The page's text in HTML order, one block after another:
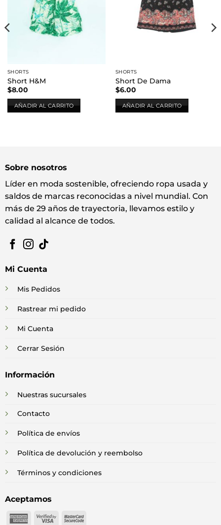
SHORTS
Short H&M
$8.00
AÑADIR AL CARRITO
lista de
deseos
SHORTS
Short De Dama
$6.00
AÑADIR AL CARRITO
Sobre nosotros
Líder en moda sostenible, ofreciendo ropa usada y
saldos de marcas reconocidas a nivel mundial. Con
más de 29 años de trayectoria, llevamos estilo y
calidad al alcance de todos.
Mi Cuenta
Mis Pedidos
Rastrear mi pedido
Mi Cuenta
Cerrar Sesión
Información
Nuestras sucursales
Contacto
Política de envíos
Política de devolución y reembolso
Términos y condiciones
Aceptamos
American
Visa MasterCard